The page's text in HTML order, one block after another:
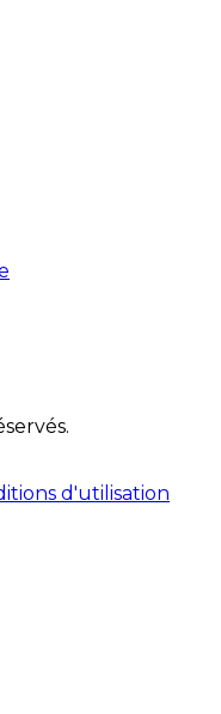
.
d'utilisation